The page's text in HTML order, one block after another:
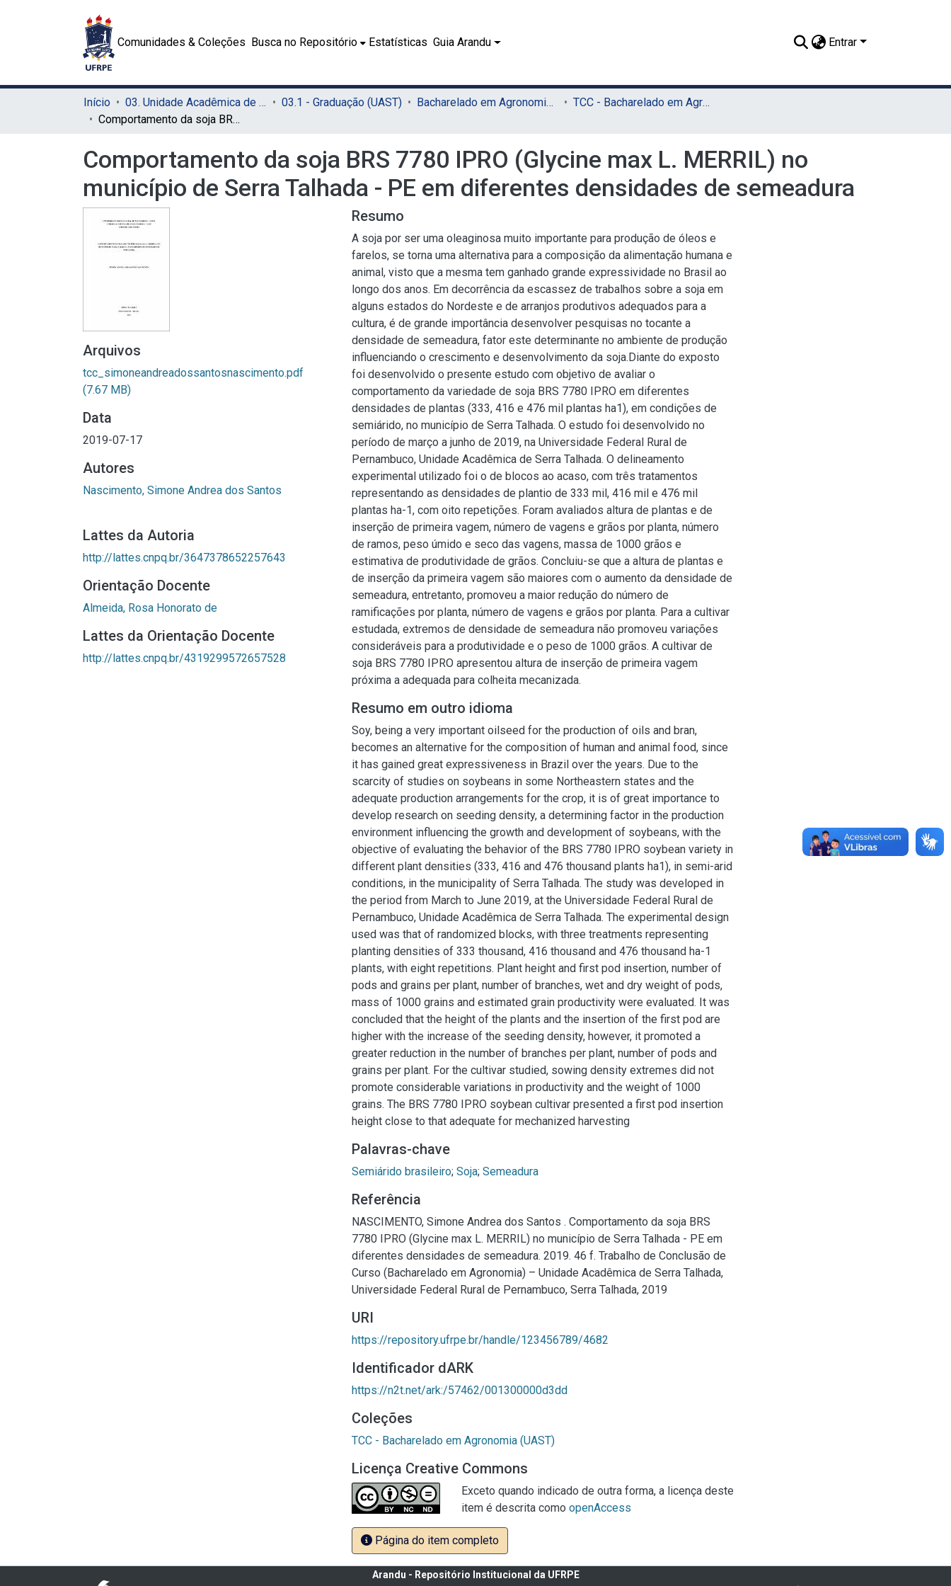
Comunidades & Coleções Busca no Repositório Estatísticas Guia Arandu Entrar
Início 03. Unidade Acadêmica de Serra Talhada (UAST) 03.1 - Graduação (UAST) Bacharelado em Agronomia (UAST)
TCC - Bacharelado em Agronomia (UAST)
Comportamento da soja BRS 7780 IPRO (Glycine max L. MERRIL) no município de Serra Talhada - PE em diferentes densidades de semeadura
Comportamento da soja BRS 7780 IPRO (Glycine max L. MERRIL) no
município de Serra Talhada - PE em diferentes densidades de semeadura
Arquivos
tcc_simoneandreadossantosnascimento.pdf
(7.67 MB)
Data
2019-07-17
Autores
Nascimento, Simone Andrea dos Santos
Lattes da Autoria
http://lattes.cnpq.br/3647378652257643
Orientação Docente
Almeida, Rosa Honorato de
Lattes da Orientação Docente
http://lattes.cnpq.br/4319299572657528
Resumo
A soja por ser uma oleaginosa muito importante para produção de óleos e
farelos, se torna uma alternativa para a composição da alimentação humana e
animal, visto que a mesma tem ganhado grande expressividade no Brasil ao
longo dos anos. Em decorrência da escassez de trabalhos sobre a soja em
alguns estados do Nordeste e de arranjos produtivos adequados para a
cultura, é de grande importância desenvolver pesquisas no tocante a
densidade de semeadura, fator este determinante no ambiente de produção
influenciando o crescimento e desenvolvimento da soja.Diante do exposto
foi desenvolvido o presente estudo com objetivo de avaliar o
comportamento da variedade de soja BRS 7780 IPRO em diferentes
densidades de plantas (333, 416 e 476 mil plantas ha1), em condições de
semiárido, no município de Serra Talhada. O estudo foi desenvolvido no
período de março a junho de 2019, na Universidade Federal Rural de
Pernambuco, Unidade Acadêmica de Serra Talhada. O delineamento
experimental utilizado foi o de blocos ao acaso, com três tratamentos
representando as densidades de plantio de 333 mil, 416 mil e 476 mil
plantas ha-1, com oito repetições. Foram avaliados altura de plantas e de
inserção de primeira vagem, número de vagens e grãos por planta, número
de ramos, peso úmido e seco das vagens, massa de 1000 grãos e
estimativa de produtividade de grãos. Concluiu-se que a altura de plantas e
de inserção da primeira vagem são maiores com o aumento da densidade de
semeadura, entretanto, promoveu a maior redução do número de
ramificações por planta, número de vagens e grãos por planta. Para a cultivar
estudada, extremos de densidade de semeadura não promoveu variações
consideráveis para a produtividade e o peso de 1000 grãos. A cultivar de
soja BRS 7780 IPRO apresentou altura de inserção de primeira vagem
próxima a adequada para colheita mecanizada.
Resumo em outro idioma
Soy, being a very important oilseed for the production of oils and bran,
becomes an alternative for the composition of human and animal food, since
it has gained great expressiveness in Brazil over the years. Due to the
scarcity of studies on soybeans in some Northeastern states and the
adequate production arrangements for the crop, it is of great importance to
develop research on seeding density, a determining factor in the production
environment influencing the growth and development of soybeans, with the
objective of evaluating the behavior of the BRS 7780 IPRO soybean variety in
different plant densities (333, 416 and 476 thousand plants ha1), in semi-arid
conditions, in the municipality of Serra Talhada. The study was developed in
the period from March to June 2019, at the Universidade Federal Rural de
Pernambuco, Unidade Acadêmica de Serra Talhada. The experimental design
used was that of randomized blocks, with three treatments representing
planting densities of 333 thousand, 416 thousand and 476 thousand ha-1
plants, with eight repetitions. Plant height and first pod insertion, number of
pods and grains per plant, number of branches, wet and dry weight of pods,
mass of 1000 grains and estimated grain productivity were evaluated. It was
concluded that the height of the plants and the insertion of the first pod are
higher with the increase of the seeding density, however, it promoted a
greater reduction in the number of branches per plant, number of pods and
grains per plant. For the cultivar studied, sowing density extremes did not
promote considerable variations in productivity and the weight of 1000
grains. The BRS 7780 IPRO soybean cultivar presented a first pod insertion
height close to that adequate for mechanized harvesting
Palavras-chave
Semiárido brasileiro; Soja; Semeadura
Referência
NASCIMENTO, Simone Andrea dos Santos . Comportamento da soja BRS
7780 IPRO (Glycine max L. MERRIL) no município de Serra Talhada - PE em
diferentes densidades de semeadura. 2019. 46 f. Trabalho de Conclusão de
Curso (Bacharelado em Agronomia) – Unidade Acadêmica de Serra Talhada,
Universidade Federal Rural de Pernambuco, Serra Talhada, 2019
URI
https://repository.ufrpe.br/handle/123456789/4682
Identificador dARK
https://n2t.net/ark:/57462/001300000d3dd
Coleções
TCC - Bacharelado em Agronomia (UAST)
Licença Creative Commons
Exceto quando indicado de outra forma, a licença deste
item é descrita como openAccess
Página do item completo
Arandu - Repositório Institucional da UFRPE